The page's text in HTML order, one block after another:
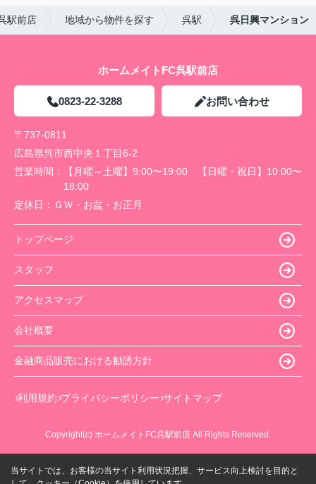
駅前店 地域から物件を探す 呉駅 呉日興マンション
ホームメイトFC呉駅前店
0823-22-3288 お問い合わせ
〒737-0811
広島県呉市西中央１丁目6-2
営業時間：
【月曜～土曜】9:00〜19:00 【日曜・祝日】10:00〜
18:00
定休日： ＧＷ・お盆・お正月
トップページ
スタッフ
アクセスマップ
会社概要
金融商品販売における勧誘方針
利用規約 プライバシーポリシー サイトマップ
Copyright(c) ホームメイトFC呉駅前店 All Rights Reserved.
当サイトでは、お客様の当サイト利用状況把握、サービス向上検討を目的と